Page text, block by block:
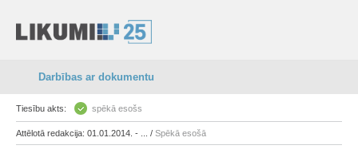
Darbības ar dokumentu
Tiesību akts: spēkā esošs
Attēlotā redakcija: 01.01.2014. - ... / Spēkā esošā